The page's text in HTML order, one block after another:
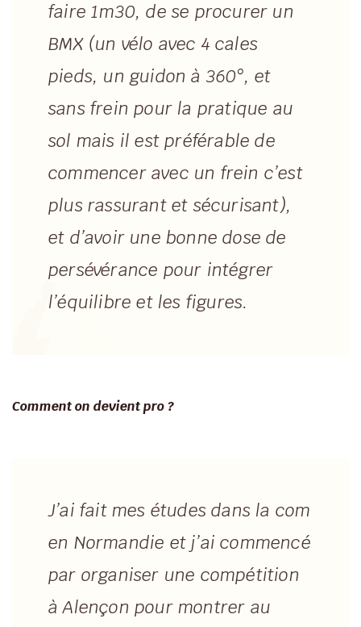
faire 1m30, de se procurer un
BMX (un vélo avec 4 cales
pieds, un guidon à 360°, et
sans frein pour la pratique au
sol mais il est préférable de
commencer avec un frein c’est
plus rassurant et sécurisant),
et d’avoir une bonne dose de
persévérance pour intégrer
l’équilibre et les figures.
Comment on devient pro ?
J’ai fait mes études dans la com
en Normandie et j’ai commencé
par organiser une compétition
à Alençon pour montrer au